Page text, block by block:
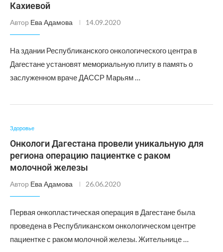
Кахиевой
Автор Ева Адамова 14.09.2020
На здании Республиканского онкологического центра в
Дагестане установят мемориальную плиту в память о
заслуженном враче ДАССР Марьям …
Здоровье
Онкологи Дагестана провели уникальную для
региона операцию пациентке с раком
молочной железы
Автор Ева Адамова 26.06.2020
Первая онкопластическая операция в Дагестане была
проведена в Республиканском онкологическом центре
пациентке с раком молочной железы. Жительнице …